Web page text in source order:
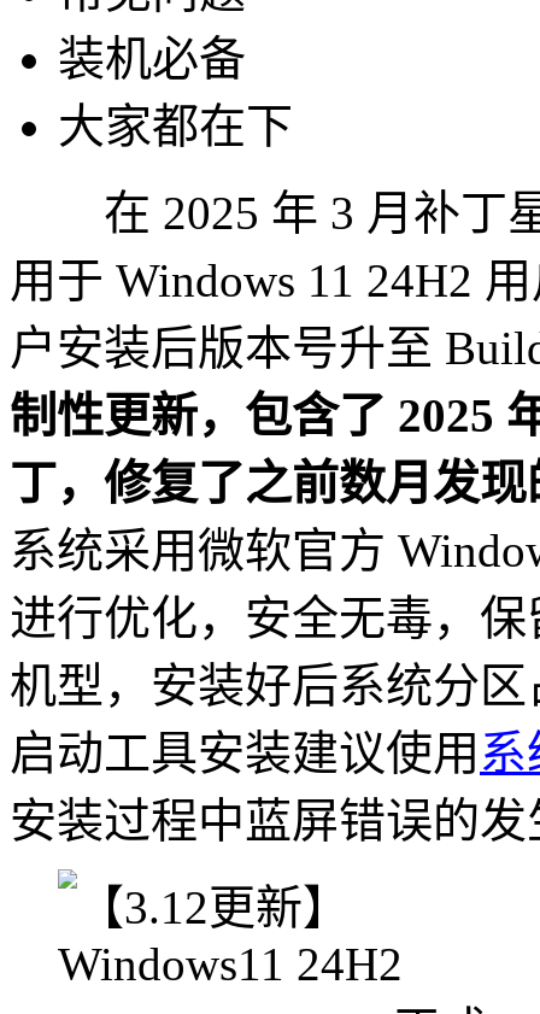
装机必备
大家都在下
在 2025 年 3 月补丁
用于 Windows 11 24H2
户安装后版本号升至
制性更新，包含了 2025
丁，修复了之前数月发
系统采用微软官方
进行优化，安全无毒，
机型，安装好后系统分区
启动工具安装建议使用
安装过程中蓝屏错误的发